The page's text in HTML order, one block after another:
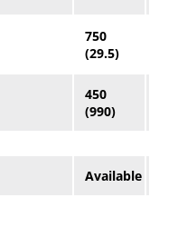
750
(29.5)
450
(990)
Available